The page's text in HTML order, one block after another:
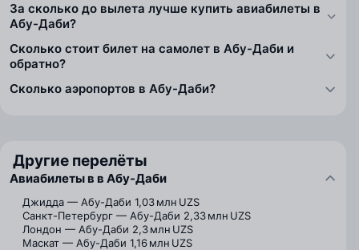
За сколько до вылета лучше купить авиабилеты в
Абу-Даби?
Сколько стоит билет на самолет в Абу-Даби и
обратно?
Сколько аэропортов в Абу-Даби?
Другие перелёты
Авиабилеты в в Абу-Даби
Джидда — Абу-Даби 1,03 млн UZS
Санкт-Петербург — Абу-Даби 2,33 млн UZS
Лондон — Абу-Даби 2,3 млн UZS
Маскат — Абу-Даби 1,16 млн UZS